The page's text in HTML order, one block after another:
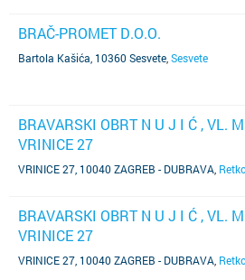
BRAČ-PROMET D.O.O.
Bartola Kašića, 10360 Sesvete Sesvete
BRAVARSKI OBRT N U J I Ć , VL.
VRINICE 27
VRINICE 27, 10040 ZAGREB - DUBRAVA
BRAVARSKI OBRT N U J I Ć , VL.
VRINICE 27
VRINICE 27, 10040 ZAGREB - DUBRAVA